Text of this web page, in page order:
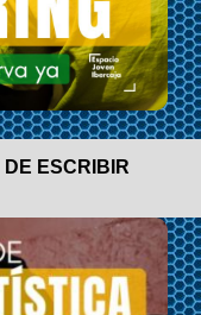
ESCRIBIR